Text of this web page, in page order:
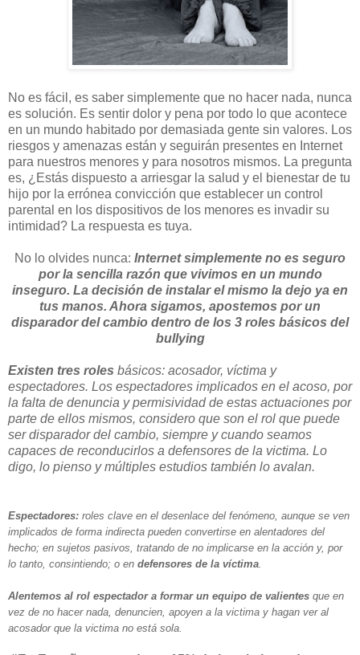
No es fácil, es saber simplemente que no hacer nada, nunca
es solución. Es sentir dolor y pena por todo lo que acontece
en un mundo habitado por demasiada gente sin valores. Los
riesgos y amenazas están y seguirán presentes en Internet
para nuestros menores y para nosotros mismos. La pregunta
es, ¿Estás dispuesto a arriesgar la salud y el bienestar de tu
hijo por la errónea convicción que establecer un control
parental en los dispositivos de los menores es invadir su
intimidad? La respuesta es tuya.
No lo olvides nunca: Internet simplemente no es seguro
por la sencilla razón que vivimos en un mundo
inseguro. La decisión de instalar el mismo la dejo ya en
tus manos. Ahora sigamos, apostemos por un
disparador del cambio dentro de los 3 roles básicos del
bullying
Existen tres roles básicos: acosador, víctima y
espectadores. Los espectadores implicados en el acoso, por
la falta de denuncia y permisividad de estas actuaciones por
parte de ellos mismos, considero que son el rol que puede
ser disparador del cambio, siempre y cuando seamos
capaces de reconducirlos a defensores de la victima. Lo
digo, lo pienso y múltiples estudios también lo avalan.
Espectadores: roles clave en el desenlace del fenómeno, aunque se ven
implicados de forma indirecta pueden convertirse en alentadores del
hecho; en sujetos pasivos, tratando de no implicarse en la acción y, por
lo tanto, consintiendo; o en defensores de la víctima
Alentemos al rol espectador a formar un equipo de valientes que en
vez de no hacer nada, denuncien, apoyen a la victima y hagan ver al
acosador que la victima no está sola.